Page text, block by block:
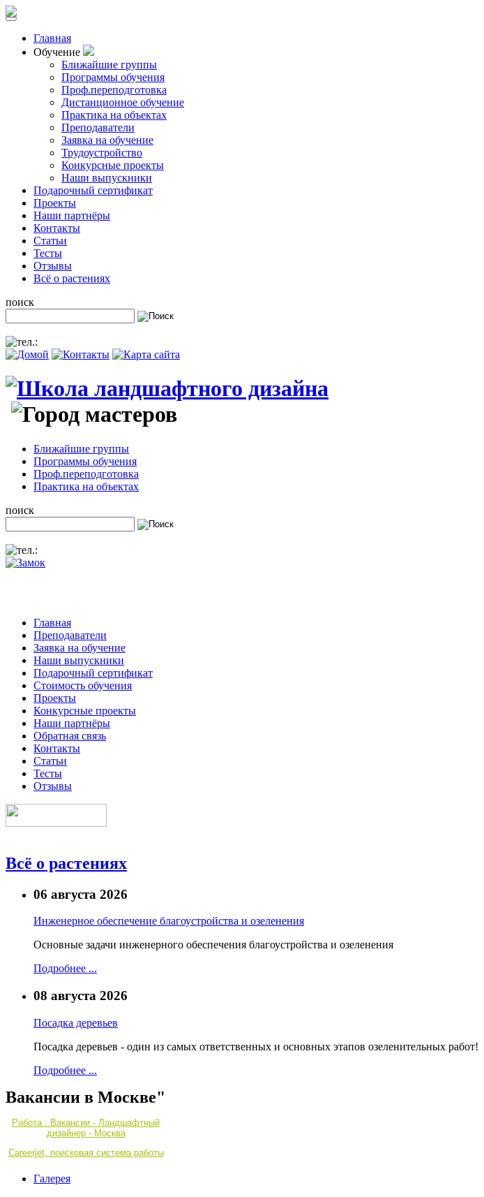
Главная
Обучение
Ближайшие группы
Программы обучения
Проф.переподготовка
Дистанционное обучение
Практика на объектах
Преподаватели
Заявка на обучение
Трудоустройство
Конкурсные проекты
Наши выпускники
Подарочный сертификат
Проекты
Наши партнёры
Контакты
Статьи
Тесты
Отзывы
Всё о растениях
поиск
Ближайшие группы
Программы обучения
Проф.переподготовка
Практика на объектах
поиск
Главная
Преподаватели
Заявка на обучение
Наши выпускники
Подарочный сертификат
Стоимость обучения
Проекты
Конкурсные проекты
Наши партнёры
Обратная связь
Контакты
Статьи
Тесты
Отзывы
Всё о растениях
06 августа 2026
Инженерное обеспечение благоустройства и озеленения
Основные задачи инженерного обеспечения благоустройства и озеленения
Подробнее ...
08 августа 2026
Посадка деревьев
Посадка деревьев - один из самых ответственных и основных этапов озеленительных работ!
Подробнее ...
Вакансии в Москве"
Работа : Вакансии - Ландшафтный
дизайнер - Москва
Careerjet, поисковая система работы
Галерея